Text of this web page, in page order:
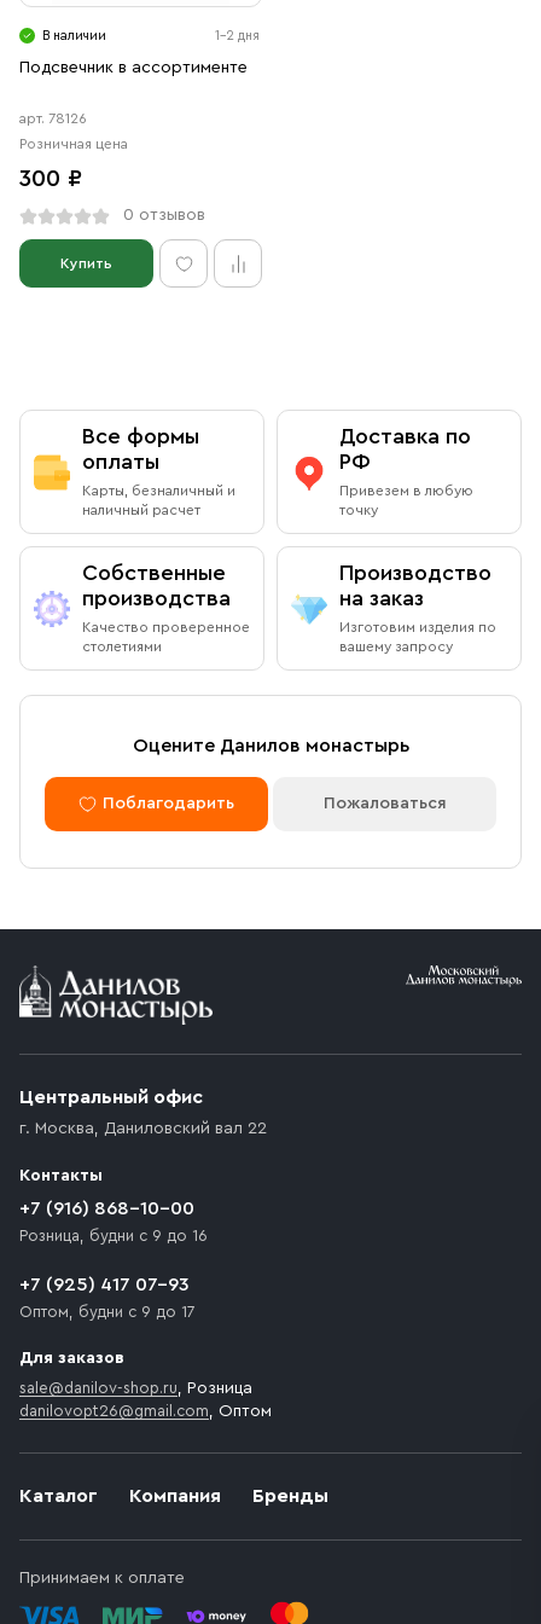
Свечи
Ювелирные изделия
В наличии 1-2 дня
Подсвечник в ассортименте
арт. 78126
Розничная цена
300 ₽
0 отзывов
Купить
Все формы
оплаты
Карты, безналичный и
наличный расчет
Доставка по
РФ
Привезем в любую
точку
Собственные
производства
Качество проверенное
столетиями
Производство
на заказ
Изготовим изделия по
вашему запросу
Оцените Данилов монастырь
Поблагодарить Пожаловаться
Каталог Компания Бренды
Принимаем к оплате
Центральный офис
г. Москва, Даниловский вал 22
Контакты
+7 (916) 868-10-00
Розница, будни с 9 до 16
+7 (925) 417 07-93
Оптом, будни с 9 до 17
Для заказов
sale@danilov-shop.ru, Розница
danilovopt26@gmail.com, Оптом